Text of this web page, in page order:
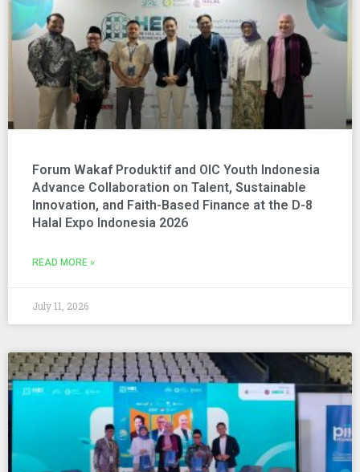
Forum Wakaf Produktif and OIC Youth Indonesia
Advance Collaboration on Talent, Sustainable
Innovation, and Faith-Based Finance at the D-8
Halal Expo Indonesia 2026
READ MORE »
July 11, 2026